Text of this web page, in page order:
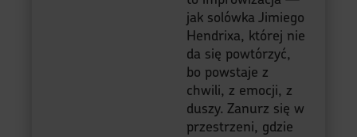
jak solówka Jimiego
Hendrixa, której nie
da się powtórzyć,
bo powstaje z
chwili, z emocji, z
duszy. Zanurz się w
przestrzeni, gdzie